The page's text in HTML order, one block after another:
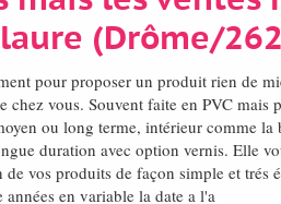
(Drôme/
pour proposer un produit rien de
vous. Souvent faite en PVC
ou long terme, intérieur comme
duration avec option vernis. Elle
vos produits de façon simple et
en variable la date a l'a